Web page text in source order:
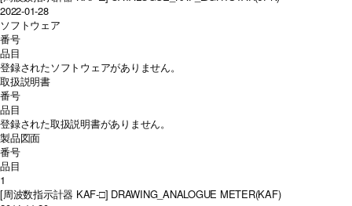
2022-01-28
ソフトウェア
番号
品目
登録されたソフトウェアがありません。
取扱説明書
番号
品目
登録された取扱説明書がありません。
製品図面
番号
品目
1
[周波数指示計器 KAF-□] DRAWING_ANALOGUE METER(KAF)